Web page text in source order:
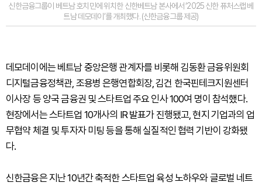
신한금융그룹이 베트남 호치민에 위치한 신한베트남 본사에서 ‘2025 신한 퓨처스랩 베
트남 데모데이’를 개최했다. (신한금융그룹 제공)
데모데이에는 베트남 중앙은행 관계자를 비롯해 김동환 금융위원회
디지털금융정책관, 조용병 은행연합회장, 김건 한국핀테크지원센터
이사장 등 양국 금융권 및 스타트업 주요 인사 100여 명이 참석했다.
현장에서는 스타트업 10개사의 IR 발표가 진행됐고, 현지 기업과의 업
무협약 체결 및 투자자 미팅 등을 통해 실질적인 협력 기반이 강화됐
다.
신한금융은 지난 10년간 축적한 스타트업 육성 노하우와 글로벌 네트